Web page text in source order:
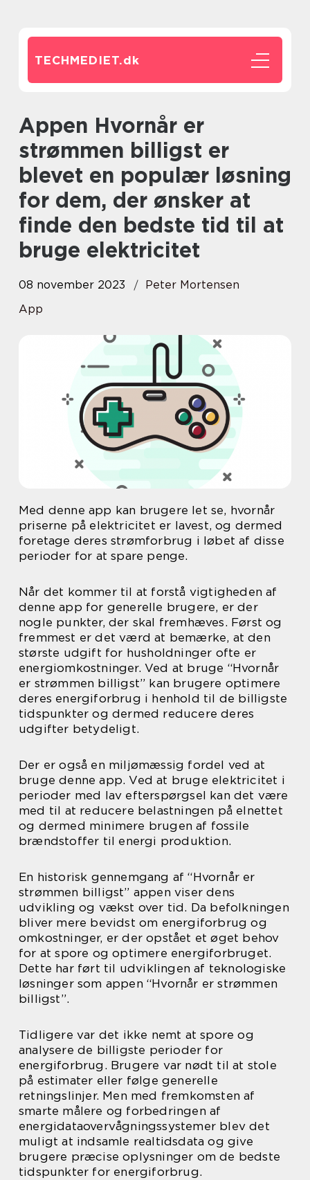
TECHMEDIET.dk
Appen Hvornår er
strømmen billigst er
blevet en populær løsning
for dem, der ønsker at
finde den bedste tid til at
bruge elektricitet
08 november 2023
Peter Mortensen
App
Med denne app kan brugere let se, hvornår
priserne på elektricitet er lavest, og dermed
foretage deres strømforbrug i løbet af disse
perioder for at spare penge.
Når det kommer til at forstå vigtigheden af
denne app for generelle brugere, er der
nogle punkter, der skal fremhæves. Først og
fremmest er det værd at bemærke, at den
største udgift for husholdninger ofte er
energiomkostninger. Ved at bruge “Hvornår
er strømmen billigst” kan brugere optimere
deres energiforbrug i henhold til de billigste
tidspunkter og dermed reducere deres
udgifter betydeligt.
Der er også en miljømæssig fordel ved at
bruge denne app. Ved at bruge elektricitet i
perioder med lav efterspørgsel kan det være
med til at reducere belastningen på elnettet
og dermed minimere brugen af fossile
brændstoffer til energi produktion.
En historisk gennemgang af “Hvornår er
strømmen billigst” appen viser dens
udvikling og vækst over tid. Da befolkningen
bliver mere bevidst om energiforbrug og
omkostninger, er der opstået et øget behov
for at spore og optimere energiforbruget.
Dette har ført til udviklingen af teknologiske
løsninger som appen “Hvornår er strømmen
billigst”.
Tidligere var det ikke nemt at spore og
analysere de billigste perioder for
energiforbrug. Brugere var nødt til at stole
på estimater eller følge generelle
retningslinjer. Men med fremkomsten af
smarte målere og forbedringen af
energidataovervågningssystemer blev det
muligt at indsamle realtidsdata og give
brugere præcise oplysninger om de bedste
tidspunkter for energiforbrug.